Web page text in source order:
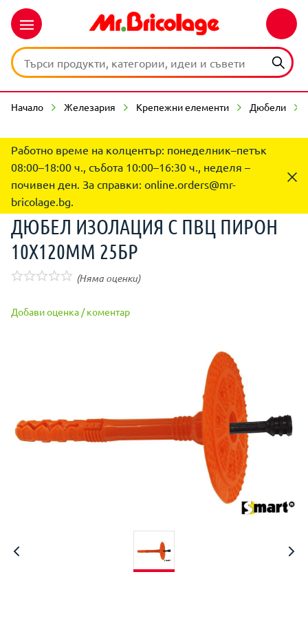
Начало Железария Крепежни елементи Дюбели
Работно време на колцентър: понеделник–петък
08:00–18:00 ч., събота 10:00–16:30 ч., неделя –
почивен ден. За справки: online.orders@mr-
bricolage.bg.
ДЮБЕЛ ИЗОЛАЦИЯ С ПВЦ ПИРОН
10X120MM 25БР
(Няма оценки)
Добави оценка / коментар